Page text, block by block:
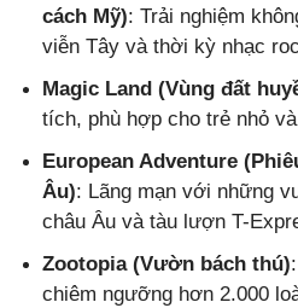
cách Mỹ): Trải nghiệm
viễn Tây và thời kỳ nhạc
Magic Land (Vùng đất
tích, phù hợp cho trẻ nhỏ
European Adventure
Âu): Lãng mạn với những
châu Âu và tàu lượn T-
Zootopia (Vườn bách thú)
chiêm ngưỡng hơn 2.000